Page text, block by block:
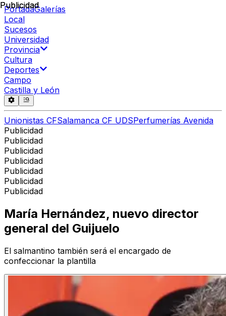
PortadaGalerías
Local
Sucesos
Universidad
Provincia
Cultura
Deportes
Campo
Castilla y León
Unionistas CFSalamanca CF UDSPerfumerías Avenida
Publicidad
Publicidad
Publicidad
Publicidad
Publicidad
Publicidad
Publicidad
Publicidad
María Hernández, nuevo director
general del Guijuelo
El salmantino también será el encargado de
confeccionar la plantilla
Publicidad